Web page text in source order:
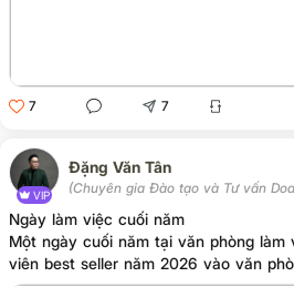
7 7
VIP
Đặng Văn Tân
(Chuyên gia Đào tạo và Tư vấn
Ngày làm việc cuối năm
Một ngày cuối năm tại văn phòng làm
viên best seller năm 2026 vào văn